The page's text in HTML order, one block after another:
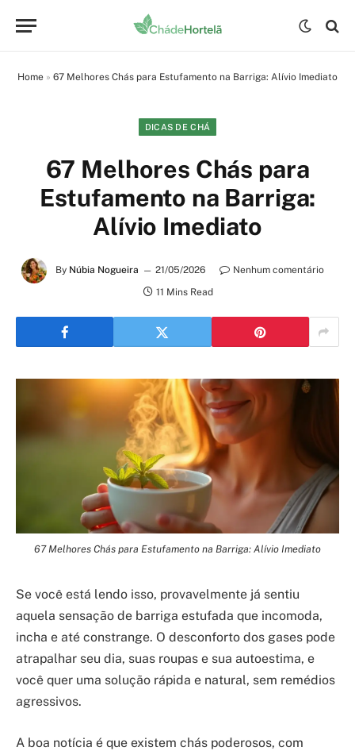
Home » 67 Melhores Chás para Estufamento na Barriga: Alívio Imediato
DICAS DE CHÁ
67 Melhores Chás para
Estufamento na Barriga:
Alívio Imediato
By Núbia Nogueira 21/05/2026
Nenhum comentário
11 Mins Read
67 Melhores Chás para Estufamento na Barriga: Alívio Imediato
Se você está lendo isso, provavelmente já sentiu
aquela sensação de barriga estufada que incomoda,
incha e até constrange. O desconforto dos gases pode
atrapalhar seu dia, suas roupas e sua autoestima, e
você quer uma solução rápida e natural, sem remédios
agressivos.
A boa notícia é que existem chás poderosos, com